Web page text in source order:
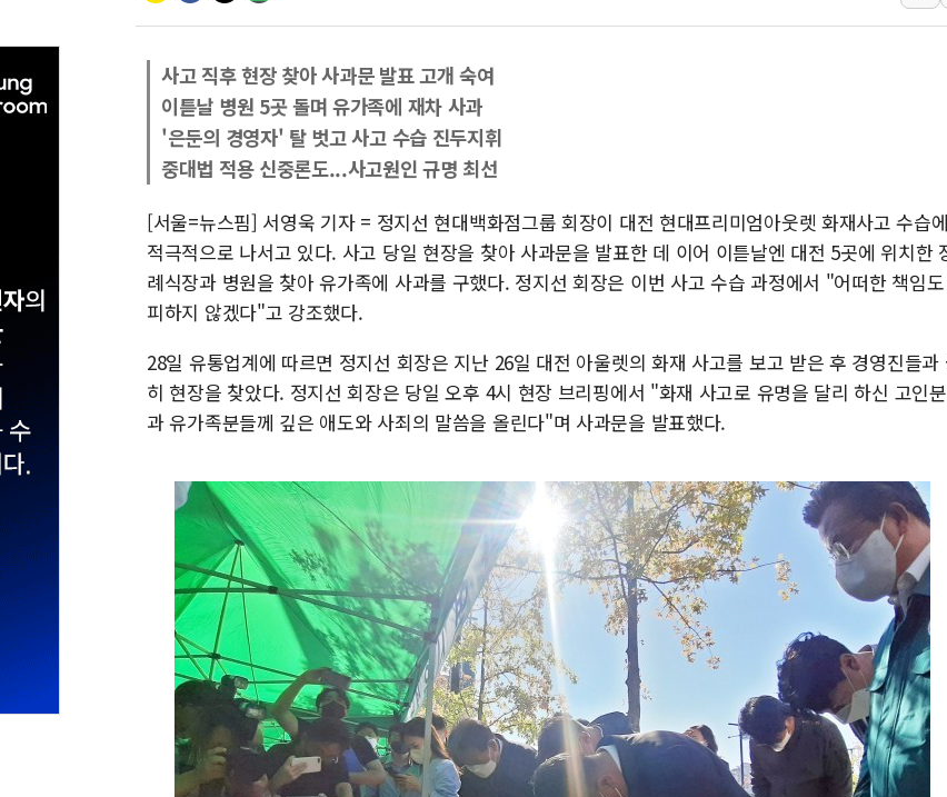
[3보] 북, 원산서 동해로 단
우크라 드론 전술, 중남미
구미 폐염산처리업체서 불 2
사고 직후 현장 찾아 사과문 발표 고개 숙여
이튿날 병원 5곳 돌며 유가족에 재차 사과
'은둔의 경영자' 탈 벗고 사고 수습 진두지휘
중대법 적용 신중론도...사고원인 규명 최선
[서울=뉴스핌] 서영욱 기자 = 정지선 현대백화점그룹 회장이 대전 현대프리미엄아웃렛 화재사고 수습에
적극적으로 나서고 있다. 사고 당일 현장을 찾아 사과문을 발표한 데 이어 이튿날엔 대전 5곳에 위치한
례식장과 병원을 찾아 유가족에 사과를 구했다. 정지선 회장은 이번 사고 수습 과정에서 "어떠한 책임도
피하지 않겠다"고 강조했다.
28일 유통업계에 따르면 정지선 회장은 지난 26일 대전 아울렛의 화재 사고를 보고 받은 후 경영진들과
히 현장을 찾았다. 정지선 회장은 당일 오후 4시 현장 브리핑에서 "화재 사고로 유명을 달리 하신 고인
과 유가족분들께 깊은 애도와 사죄의 말씀을 올린다"며 사과문을 발표했다.